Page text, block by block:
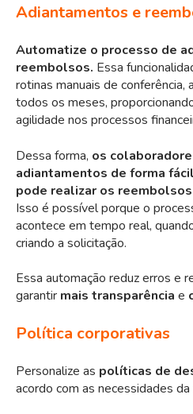
Adiantamentos e
Automatize o processo de
reembolsos. Essa
rotinas manuais de conferência,
todos os meses,
agilidade nos processos
Dessa forma, os
adiantamentos de forma
pode realizar os
Isso é possível porque o
acontece em tempo real,
criando a solicitação.
Essa automação reduz erros e
garantir mais transparência e
Política corporativas
Personalize as políticas de
acordo com as necessidades